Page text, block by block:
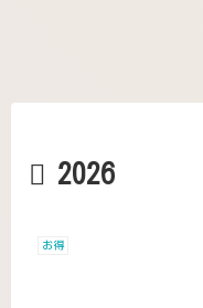
2026
お得